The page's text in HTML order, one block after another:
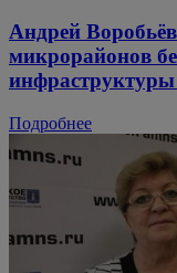
Андрей
микрорайонов
Подробнее